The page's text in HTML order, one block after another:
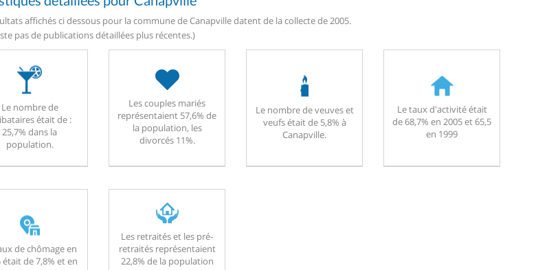
affichés ci dessous pour la commune de Canapville datent de la collecte de 2005.
pas de publications détaillées plus récentes.)
Le nombre de
était de :
25,7% dans la
population.
Les couples mariés
représentaient 57,6% de
la population, les
divorcés 11%.
Le nombre de veuves et
veufs était de 5,8% à
Canapville.
Le taux d'activité était
de 68,7% en 2005 et 65,5
en 1999
de chômage en
était de 7,8% et en
Les retraités et les pré-
retraités représentaient
22,8% de la population